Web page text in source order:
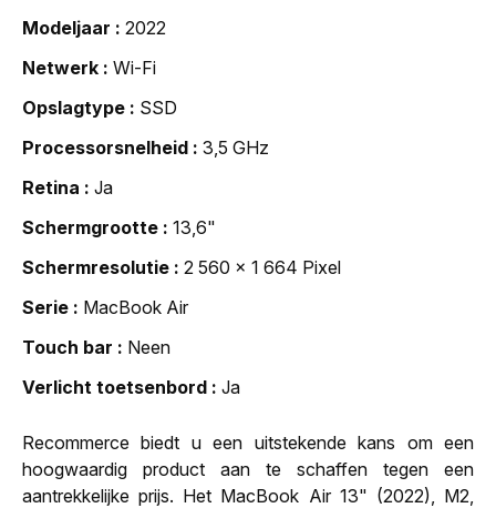
Modeljaar
2022
Netwerk
Wi-Fi
Opslagtype
SSD
Processorsnelheid
3,5 GHz
Retina
Ja
Schermgrootte
13,6"
Schermresolutie
2 560 x 1 664 Pixel
Serie
MacBook Air
Touch bar
Neen
Verlicht toetsenbord
Ja
Recommerce biedt u een uitstekende kans om een
hoogwaardig product aan te schaffen tegen een
aantrekkelijke prijs. Het MacBook Air 13" (2022), M2,